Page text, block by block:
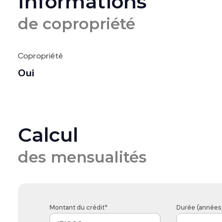
de copropriété
Copropriété
Oui
Calcul
des mensualités
Montant du crédit* Durée